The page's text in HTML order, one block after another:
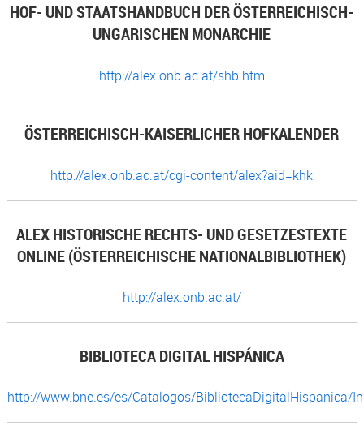
HOF- UND STAATSHANDBUCH DER ÖSTERREICHISCH-
UNGARISCHEN MONARCHIE
http://alex.onb.ac.at/shb.htm
ÖSTERREICHISCH-KAISERLICHER HOFKALENDER
http://alex.onb.ac.at/cgi-content/alex?aid=khk
ALEX HISTORISCHE RECHTS- UND GESETZESTEXTE
ONLINE (ÖSTERREICHISCHE NATIONALBIBLIOTHEK)
http://alex.onb.ac.at/
BIBLIOTECA DIGITAL HISPÁNICA
http://www.bne.es/es/Catalogos/BibliotecaDigitalHispanica/